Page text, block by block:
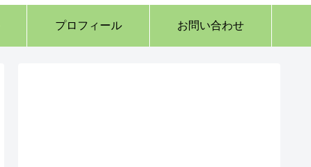
プロフィール お問い合わせ